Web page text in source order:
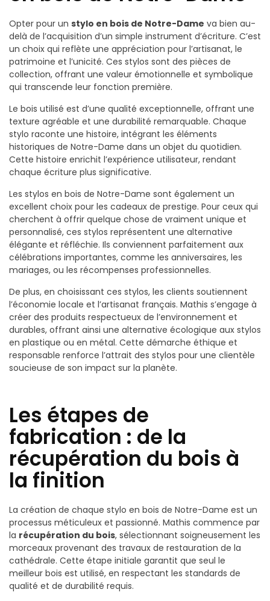
Opter pour un stylo en bois de Notre-Dame va bien au-
delà de l’acquisition d’un simple instrument d’écriture. C’est
un choix qui reflète une appréciation pour l’artisanat, le
patrimoine et l’unicité. Ces stylos sont des pièces de
collection, offrant une valeur émotionnelle et symbolique
qui transcende leur fonction première.
Le bois utilisé est d’une qualité exceptionnelle, offrant une
texture agréable et une durabilité remarquable. Chaque
stylo raconte une histoire, intégrant les éléments
historiques de Notre-Dame dans un objet du quotidien.
Cette histoire enrichit l’expérience utilisateur, rendant
chaque écriture plus significative.
Les stylos en bois de Notre-Dame sont également un
excellent choix pour les cadeaux de prestige. Pour ceux qui
cherchent à offrir quelque chose de vraiment unique et
personnalisé, ces stylos représentent une alternative
élégante et réfléchie. Ils conviennent parfaitement aux
célébrations importantes, comme les anniversaires, les
mariages, ou les récompenses professionnelles.
De plus, en choisissant ces stylos, les clients soutiennent
l’économie locale et l’artisanat français. Mathis s’engage à
créer des produits respectueux de l’environnement et
durables, offrant ainsi une alternative écologique aux stylos
en plastique ou en métal. Cette démarche éthique et
responsable renforce l’attrait des stylos pour une clientèle
soucieuse de son impact sur la planète.
Les étapes de
fabrication : de la
récupération du bois à
la finition
La création de chaque stylo en bois de Notre-Dame est un
processus méticuleux et passionné. Mathis commence par
la récupération du bois, sélectionnant soigneusement les
morceaux provenant des travaux de restauration de la
cathédrale. Cette étape initiale garantit que seul le
meilleur bois est utilisé, en respectant les standards de
qualité et de durabilité requis.